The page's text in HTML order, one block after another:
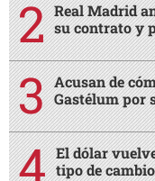
Real Madrid
su contrato y
Acusan de
Gastélum por
El dólar
tipo de